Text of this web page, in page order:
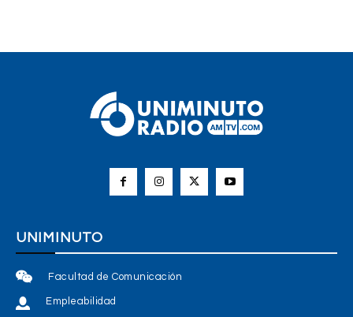
UNIMINUTO
Facultad de Comunicación
Empleabilidad